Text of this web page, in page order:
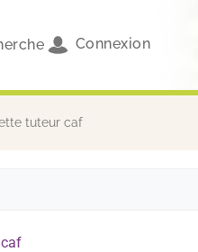
Connexion
tuteur caf